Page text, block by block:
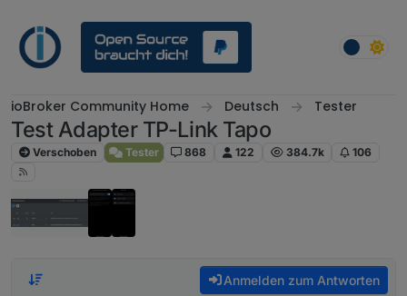
ioBroker Community Home Deutsch Tester
Test Adapter TP-Link Tapo
Verschoben Tester 868 122 384.7k 106
Anmelden zum Antworten